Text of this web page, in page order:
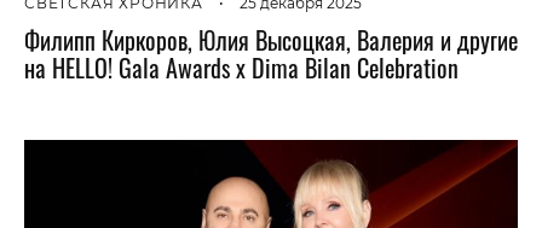
Филипп Киркоров, Юлия Высоцкая, Валерия и другие
на HELLO! Gala Awards х Dima Bilan Celebration